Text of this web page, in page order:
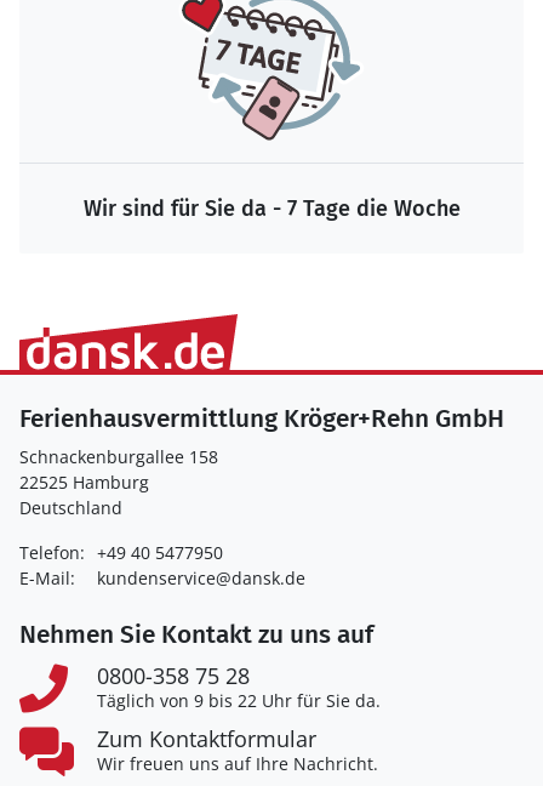
Wir sind für Sie da - 7 Tage die Woche
Ferienhausvermittlung Kröger+Rehn GmbH
Schnackenburgallee 158
22525 Hamburg
Deutschland
Telefon: +49 40 5477950
E-Mail:
kundenservice@dansk.de
Nehmen Sie Kontakt zu uns auf
0800-358 75 28
Täglich von 9 bis 22 Uhr für Sie da.
Zum Kontaktformular
Wir freuen uns auf Ihre Nachricht.